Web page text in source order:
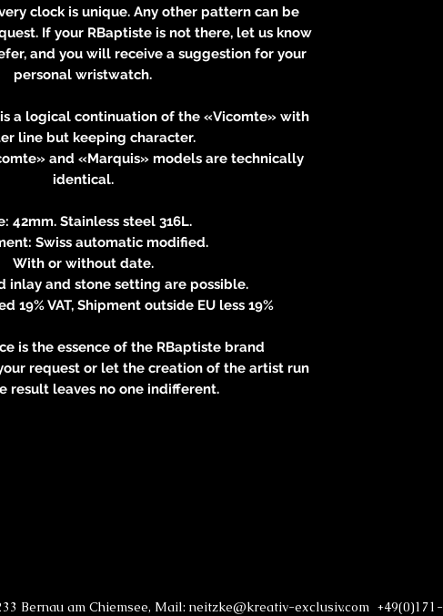
clock is unique. Any other pattern can be
If your RBaptiste is not there, let us know
and you will receive a suggestion for your
personal wristwatch.
is a logical continuation of the «Vicomte» with
line but keeping character.
and «Marquis» models are technically
identical.
42mm. Stainless steel 316L.
Swiss automatic modified.
With or without date.
inlay and stone setting are possible.
19% VAT, Shipment outside EU less 19%
is the essence of the RBaptiste brand
request or let the creation of the artist run
result leaves no one indifferent.
Bernau am Chiemsee, Mail: neitzke@kreativ-exclusiv.com +49(0)171-